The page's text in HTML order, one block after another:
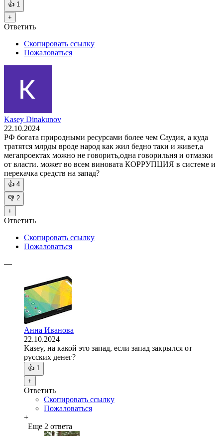
👍 1
+
Ответить
Скопировать ссылку
Пожаловаться
Kasey Dinakunov
22.10.2024
РФ богата природными ресурсами более чем Саудия, а куда
тратятся млрды вроде народ как жил бедно таки и живет,а
мегапроектах можно не говорить,одна говорильня и отмазки
от власти. может во всем виновата КОРРУПЦИЯ в системе и
перекачка средств на запад?
👍 4
👎 2
+
Ответить
Скопировать ссылку
Пожаловаться
—
Анна Иванова
22.10.2024
Kasey, на какой это запад, если запад закрылся от
русских денег?
👍 1
+
Ответить
Скопировать ссылку
Пожаловаться
+
Еще 2 ответа